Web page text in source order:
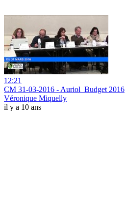
12:21
CM 31-03-2016 - Auriol_Budget 2016
Véronique Miquelly
il y a 10 ans